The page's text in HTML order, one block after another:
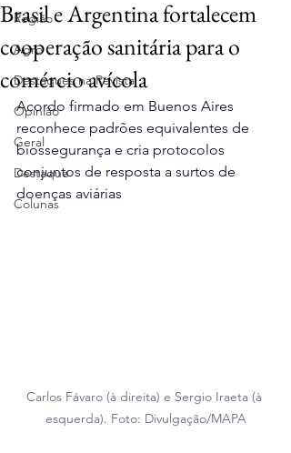
Região
Agro
Destaques na Revista
Opinião
Geral
Destaque
Colunas
Brasil e Argentina fortalecem
cooperação sanitária para o
comércio avícola
Acordo firmado em Buenos Aires
reconhece padrões equivalentes de
biossegurança e cria protocolos
conjuntos de resposta a surtos de
doenças aviárias
Carlos Fávaro (à direita) e Sergio Iraeta (à
esquerda). Foto: Divulgação/MAPA